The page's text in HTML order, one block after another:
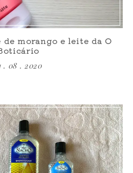
morango e leite da O
. 08 . 2020